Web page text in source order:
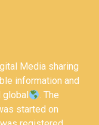
Media sharing
information and
. The
started on